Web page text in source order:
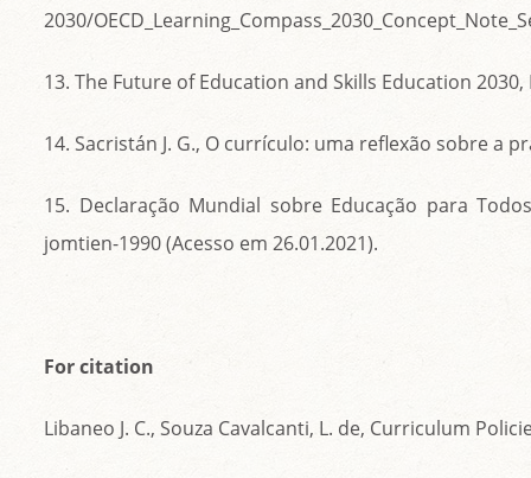
2030/
13. The Future of Education and Skills Education
14. Sacristán J. G., O currículo: uma reflexão sobre a
15. Declaração Mundial sobre Educação para
jomtien-1990 (Acesso em 26.01.2021).
For citation
Libаneo J. C., Souza Cavalcanti, L. de, Curriculum